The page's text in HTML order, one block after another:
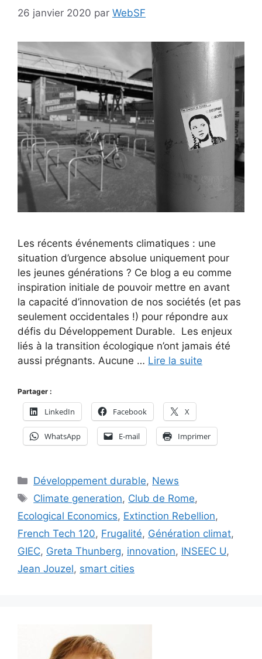
26 janvier 2020 par WebSF
Les récents événements climatiques : une
situation d’urgence absolue uniquement pour
les jeunes générations ? Ce blog a eu comme
inspiration initiale de pouvoir mettre en avant
la capacité d’innovation de nos sociétés (et pas
seulement occidentales !) pour répondre aux
défis du Développement Durable. Les enjeux
liés à la transition écologique n’ont jamais été
aussi prégnants. Aucune … Lire la suite
Partager :
LinkedIn Facebook X
WhatsApp E-mail Imprimer
Catégories
Développement durable, News
Étiquettes
Climate generation, Club de Rome,
Ecological Economics, Extinction Rebellion,
French Tech 120, Frugalité, Génération climat,
GIEC, Greta Thunberg, innovation, INSEEC U,
Jean Jouzel, smart cities